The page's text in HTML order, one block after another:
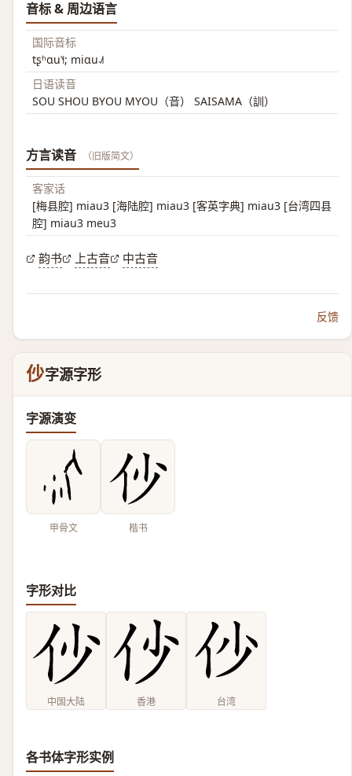
音标 & 周边语言
国际音标
tʂʰɑu˥˧; miɑu˨˩˦
日语读音
SOU SHOU BYOU MYOU（音） SAISAMA（訓）
方言读音 （旧版简文）
客家话
[梅县腔] miau3 [海陆腔] miau3 [客英字典] miau3 [台湾四县
腔] miau3 meu3
韵书 上古音 中古音
反馈
仯字源字形
字源演变
甲骨文 楷书
字形对比
中国大陆 香港 台湾
各书体字形实例